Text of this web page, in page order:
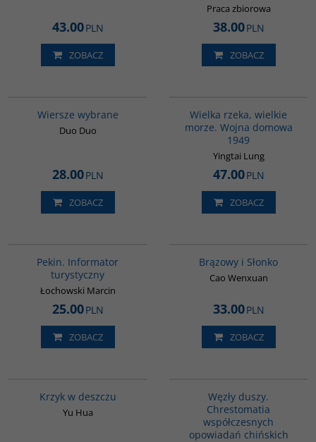
43.00PLN
ZOBACZ
Praca zbiorowa
38.00PLN
ZOBACZ
Wiersze wybrane
Duo Duo
28.00PLN
ZOBACZ
Wielka rzeka, wielkie
morze. Wojna domowa
1949
Yingtai Lung
47.00PLN
ZOBACZ
Pekin. Informator
turystyczny
Łochowski Marcin
25.00PLN
ZOBACZ
Brązowy i Słonko
Cao Wenxuan
33.00PLN
ZOBACZ
Krzyk w deszczu
Yu Hua
Węzły duszy.
Chrestomatia
współczesnych
opowiadań chińskich